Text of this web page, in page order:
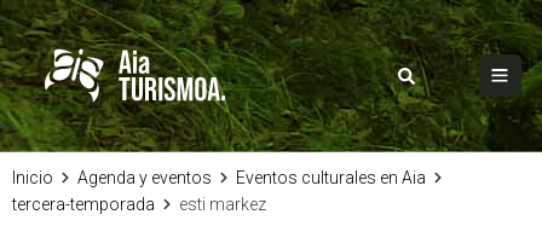
Inicio Agenda y eventos
Eventos culturales en Aia
tercera-temporada
esti markez